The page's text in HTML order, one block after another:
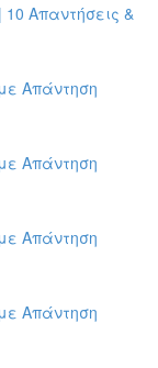
Απαντήσεις &
Απάντηση
Απάντηση
Απάντηση
Απάντηση